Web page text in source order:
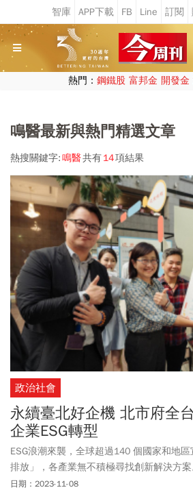
熱門： 鋼鐵股 富邦金 開發金
鳴醫最新與熱門精選文章
熱搜關鍵字:鳴醫共有14項結果
政治社會
永續臺北好企機 北市府全
企業ESG轉型
ESG浪潮來襲，全球超過140 個國家和地
排放」，各產業無不積極尋找創新解決方
率先全台推出「永續臺北好企機」計畫，輔
日期：2023-11-08